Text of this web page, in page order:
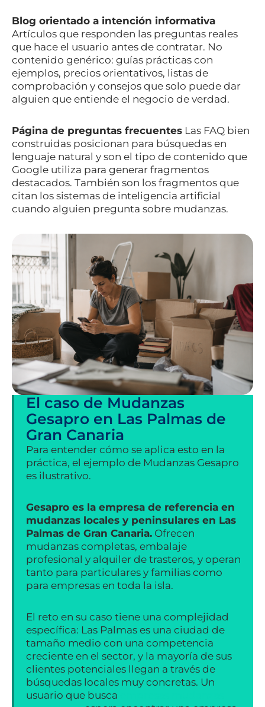
Blog orientado a intención informativa
Artículos que responden las preguntas reales
que hace el usuario antes de contratar. No
contenido genérico: guías prácticas con
ejemplos, precios orientativos, listas de
comprobación y consejos que solo puede dar
alguien que entiende el negocio de verdad.
Página de preguntas frecuentes Las FAQ bien
construidas posicionan para búsquedas en
lenguaje natural y son el tipo de contenido que
Google utiliza para generar fragmentos
destacados. También son los fragmentos que
citan los sistemas de inteligencia artificial
cuando alguien pregunta sobre mudanzas.
El caso de Mudanzas
Gesapro en Las Palmas de
Gran Canaria
Para entender cómo se aplica esto en la
práctica, el ejemplo de Mudanzas Gesapro
es ilustrativo.
Gesapro es la empresa de referencia en
mudanzas locales y peninsulares en Las
Palmas de Gran Canaria. Ofrecen
mudanzas completas, embalaje
profesional y alquiler de trasteros, y operan
tanto para particulares y familias como
para empresas en toda la isla.
El reto en su caso tiene una complejidad
específica: Las Palmas es una ciudad de
tamaño medio con una competencia
creciente en el sector, y la mayoría de sus
clientes potenciales llegan a través de
búsquedas locales muy concretas. Un
usuario que busca